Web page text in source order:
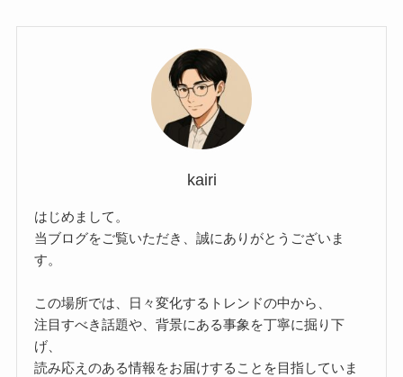
kairi
はじめまして。
当ブログをご覧いただき、誠にありがとうございま
す。
この場所では、日々変化するトレンドの中から、
注目すべき話題や、背景にある事象を丁寧に掘り下
げ、
読み応えのある情報をお届けすることを目指していま